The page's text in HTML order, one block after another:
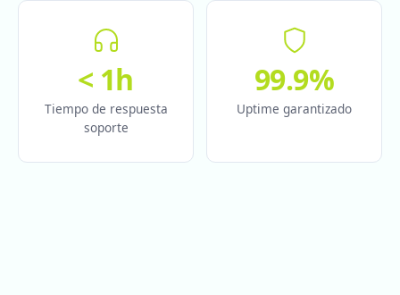
< 1h
Tiempo de respuesta
soporte
99.9%
Uptime garantizado